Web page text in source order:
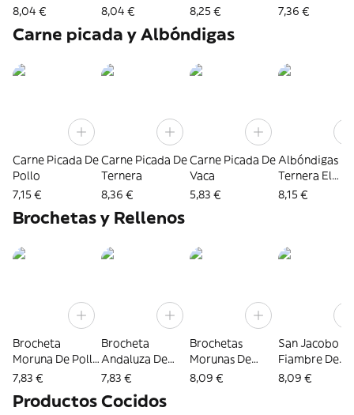
8,04 €
El Artesano
8,04 €
8,25 €
1 Kg
7,36 €
Carne picada y Albóndigas
Carne Picada De
Pollo
7,15 €
Carne Picada De
Ternera
8,36 €
Carne Picada De
Vaca
5,83 €
Albóndigas De
Ternera El
Artesano
8,15 €
Brochetas y Rellenos
Brocheta
Moruna De Pollo
El Artesano
7,83 €
Brocheta
Andaluza De
Pollo El
Artesano
7,83 €
Brochetas
Morunas De
Cerdo
8,09 €
San Jacobo
Fiambre De
Vacuno
8,09 €
Productos Cocidos